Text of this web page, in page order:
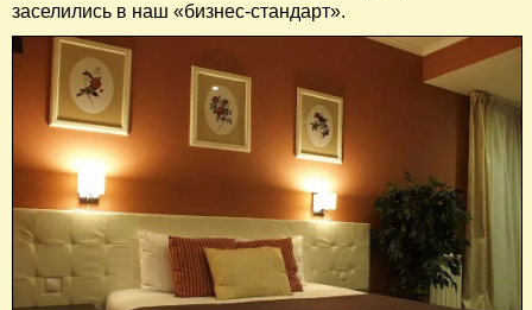
заселились в наш «бизнес-стандарт».